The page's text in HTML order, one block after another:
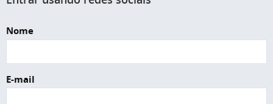
Nome
E-mail